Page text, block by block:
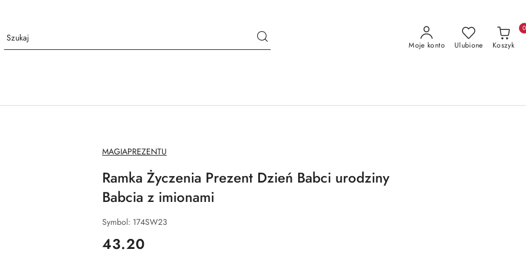
Moje konto Ulubione Koszyk
0
NAZWA
PRODUCENTA:
MAGIAPREZENTU
Ramka Życzenia Prezent Dzień Babci urodziny
Babcia z imionami
Symbol: 174SW23
cena:
43.20